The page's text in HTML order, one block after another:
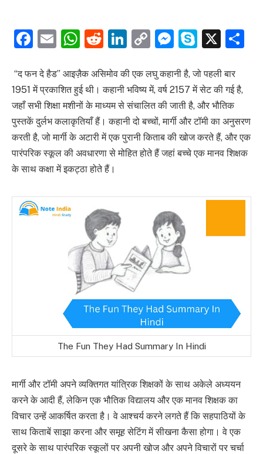
Facebook
EmailWhatsApp
Reddit
LinkedIn
Copy Skype
X
“द फन दे हैड” आइज़ैक असिमोव की एक लघु कहानी है, जो पहली बार
1951 में प्रकाशित हुई थी। कहानी भविष्य में, वर्ष 2157 में सेट की गई है,
जहाँ सभी शिक्षा मशीनों के माध्यम से संचालित की जाती है, और भौतिक
पुस्तकें दुर्लभ कलाकृतियाँ हैं। कहानी दो बच्चों, मार्गी और टॉमी का अनुसरण
करती है, जो मार्गी के अटारी में एक पुरानी किताब की खोज करते हैं, और एक
पारंपरिक स्कूल की अवधारणा से मोहित होते हैं जहां बच्चे एक मानव शिक्षक
के साथ कक्षा में इकट्ठा होते हैं।
The Fun They Had Summary In Hindi
मार्गी और टॉमी अपने व्यक्तिगत यांत्रिक शिक्षकों के साथ अकेले अध्ययन
करने के आदी हैं, लेकिन एक भौतिक विद्यालय और एक मानव शिक्षक का
विचार उन्हें आकर्षित करता है। वे आश्चर्य करने लगते हैं कि सहपाठियों के
साथ किताबें साझा करना और समूह सेटिंग में सीखना कैसा होगा। वे एक
दूसरे के साथ पारंपरिक स्कूलों पर अपनी खोज और अपने विचारों पर चर्चा